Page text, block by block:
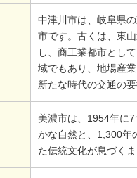
中津川市は、岐阜県
市です。古くは、東
し、商工業都市とし
域でもあり、地場産
新たな時代の交通の要
美濃市は、1954年に
かな自然と、1,300年
た伝統文化が息づくま